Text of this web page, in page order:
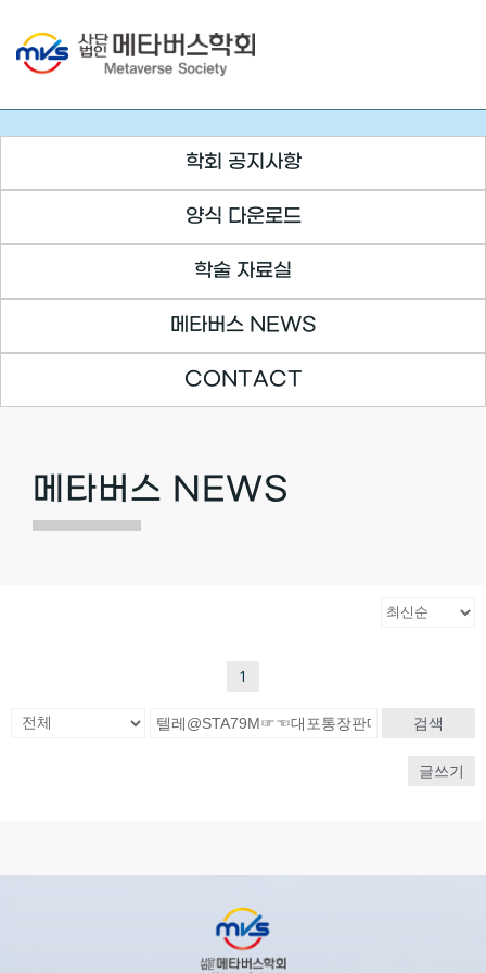
to
content
학회 공지사항
양식 다운로드
학술 자료실
메타버스 NEWS
CONTACT
메타버스 NEWS
1
검색
글쓰기